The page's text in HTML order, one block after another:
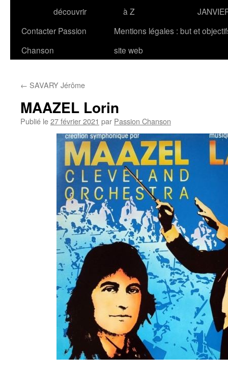
découvrir
à Z
Contacter Passion
Chanson
Mentions légales : but et
site web
← SAVARY Jérôme
MAAZEL Lorin
Publié le27 février 2021 par Passion Chanson